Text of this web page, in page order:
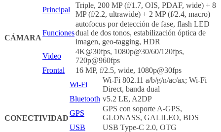
CÁMARA
Principal
Triple, 200 MP (f/1.7, OIS, PDAF, wide) + 8
MP (f/2.2, ultrawide) + 2 MP (f/2.4, macro)
Funciones
autofocus por detección de fase, flash LED
dual de dos tonos, estabilización óptica de
imagen, geo-tagging, HDR
Video
4K@30fps, 1080p@30/60/120fps,
720p@960fps
Frontal
16 MP, f/2.5, wide, 1080p@30fps
CONECTIVIDAD
Wi-Fi
Wi-Fi 802.11 a/b/g/n/ac/ax; Wi-Fi
Direct, banda dual
Bluetooth v5.2 LE, A2DP
GPS
GPS con soporte A-GPS,
GLONASS, GALILEO, BDS
USB
USB Type-C 2.0, OTG